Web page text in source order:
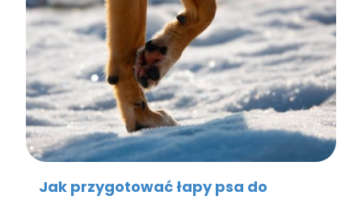
Jak przygotować łapy psa do